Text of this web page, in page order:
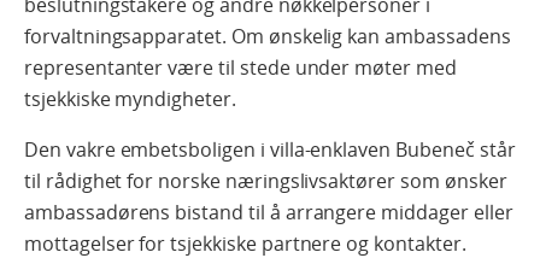
forvaltningsapparatet. Om ønskelig kan ambassadens
representanter være til stede under møter med
tsjekkiske myndigheter.
Den vakre embetsboligen i villa-enklaven Bubeneč står
til rådighet for norske næringslivsaktører som ønsker
ambassadørens bistand til å arrangere middager eller
mottagelser for tsjekkiske partnere og kontakter.